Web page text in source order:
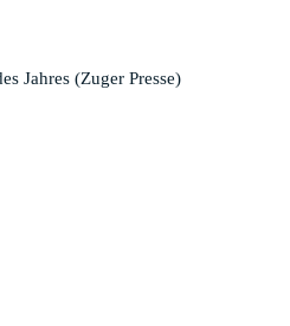
Jahres (Zuger Presse)